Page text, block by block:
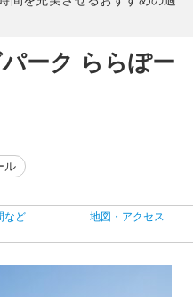
ーク ららぽー
ル
など 地図・アクセス